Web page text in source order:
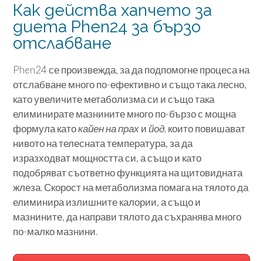
Как действа хапчето за
диета Phen24 за бързо
отслабване
Phen24 се произвежда, за да подпомогне процеса на
отслабване много по-ефективно и също така лесно,
като увеличите метаболизма си и също така
елиминирате мазнините много по-бързо с мощна
формула катокайен на прахийод, които повишават
нивото на телесната температура, за да
изразходват мощността си, а също и като
подобряват съответно функцията на щитовидната
жлеза. Скорост на метаболизма помага на тялото да
елиминира излишните калории, а също и
мазнините, да направи тялото да съхранява много
по-малко мазнини.